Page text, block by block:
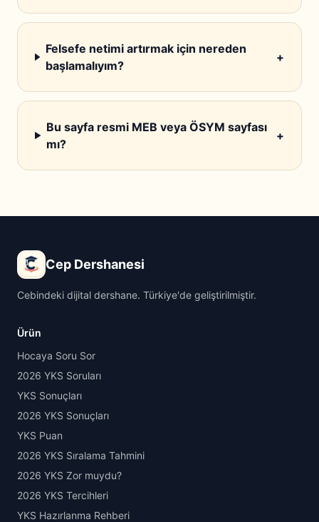
Felsefe netimi artırmak için nereden
başlamalıyım?
+
Bu sayfa resmi MEB veya ÖSYM sayfası
mı?
+
Cep Dershanesi
Cebindeki dijital dershane. Türkiye'de geliştirilmiştir.
Ürün
Hocaya Soru Sor
2026 YKS Soruları
YKS Sonuçları
2026 YKS Sonuçları
YKS Puan
2026 YKS Sıralama Tahmini
2026 YKS Zor muydu?
2026 YKS Tercihleri
YKS Hazırlanma Rehberi